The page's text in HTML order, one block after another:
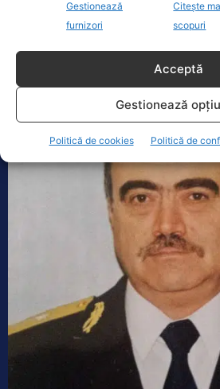
Gestionează
furnizori
Citește
scopuri
Acceptă
Gestionează
Politică de cookies Politică de
era fiul lui Mihail Bichir, fost